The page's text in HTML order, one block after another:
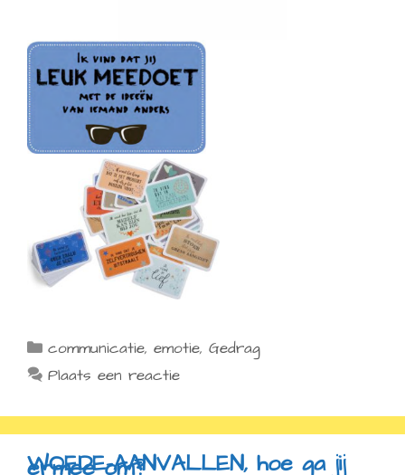
Categorieën
communicatie,emotie,Gedrag
Plaats een reactie
WOEDE-AANVALLEN, hoe ga jij
ermee om?